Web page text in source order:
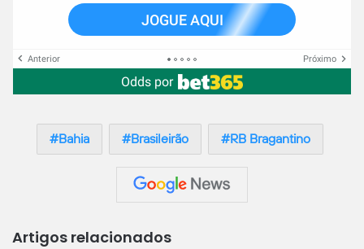
JOGUE AQUI
Anterior Próximo
Odds por
Bahia Brasileirão RB Bragantino
Artigos relacionados